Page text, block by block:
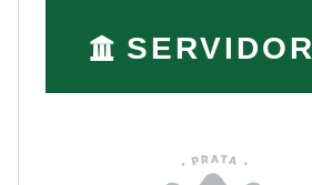
SERVIDOR